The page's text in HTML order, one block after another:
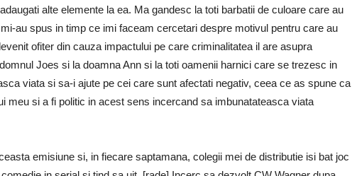
alte elemente la ea. Ma gandesc la toti barbatii de culoare care au
au spus in timp ce imi faceam cercetari despre motivul pentru care au
ofiter din cauza impactului pe care criminalitatea il are asupra
Joes si la doamna Ann si la toti oamenii harnici care se trezesc in
viata si sa-i ajute pe cei care sunt afectati negativ, ceea ce as spune ca
meu si a fi politic in acest sens incercand sa imbunatateasca viata
emisiune si, in fiecare saptamana, colegii mei de distributie isi bat joc